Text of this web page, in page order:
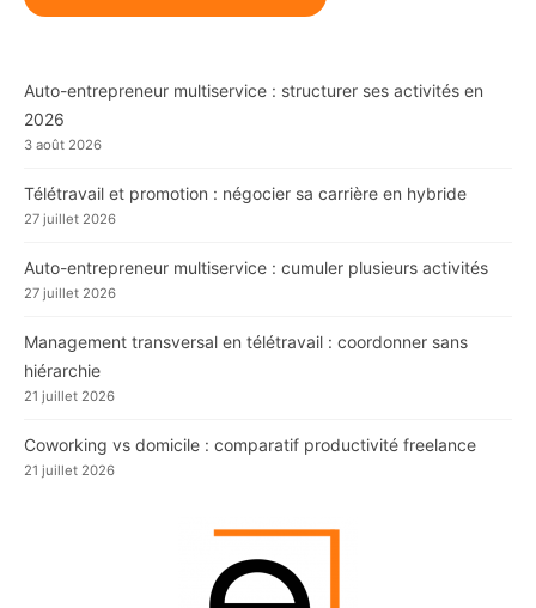
Auto-entrepreneur multiservice : structurer ses activités en
2026
3 août 2026
Télétravail et promotion : négocier sa carrière en hybride
27 juillet 2026
Auto-entrepreneur multiservice : cumuler plusieurs activités
27 juillet 2026
Management transversal en télétravail : coordonner sans
hiérarchie
21 juillet 2026
Coworking vs domicile : comparatif productivité freelance
21 juillet 2026